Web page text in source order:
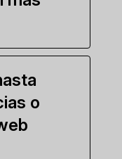
o